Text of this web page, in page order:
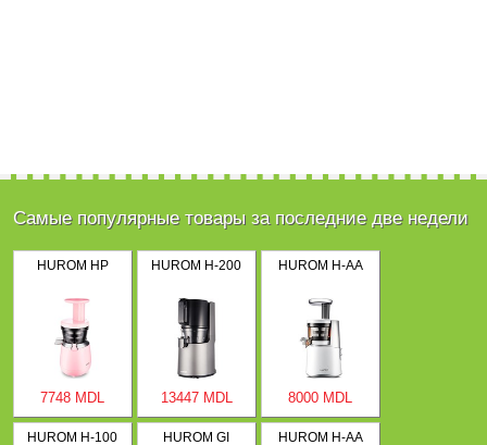
Самые популярные товары за последние две недели
HUROM HP
7748 MDL
HUROM H-200
13447 MDL
HUROM H-AA
8000 MDL
HUROM H-100 HUROM GI HUROM H-AA